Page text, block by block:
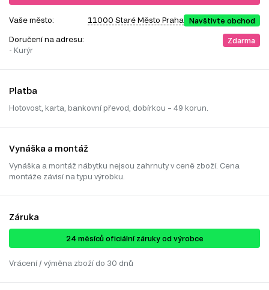
Vaše město: 11000 Staré Město Praha Navštivte obchod
Doručení na adresu:
- Kurýr
Zdarma
Platba
Hotovost, karta, bankovní převod, dobírkou – 49 korun.
Vynáška a montáž
Vynáška a montáž nábytku nejsou zahrnuty v ceně zboží. Cena
montáže závisí na typu výrobku.
Záruka
24 ​​​​měsíců oficiální záruky od výrobce
Vrácení / výměna zboží do 30 dnů